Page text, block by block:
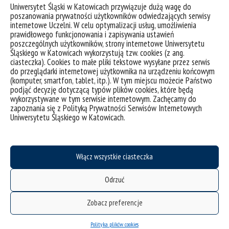
Uniwersytet Śląski w Katowicach przywiązuje dużą wagę do
poszanowania prywatności użytkowników odwiedzających serwisy
internetowe Uczelni. W celu optymalizacji usług, umożliwienia
prawidłowego funkcjonowania i zapisywania ustawień
poszczególnych użytkowników, strony internetowe Uniwersytetu
Śląskiego w Katowicach wykorzystują tzw. cookies (z ang.
ciasteczka). Cookies to małe pliki tekstowe wysyłane przez serwis
do przeglądarki internetowej użytkownika na urządzeniu końcowym
(komputer, smartfon, tablet, itp.). W tym miejscu możecie Państwo
podjąć decyzję dotyczącą typów plików cookies, które będą
wykorzystywane w tym serwisie internetowym. Zachęcamy do
zapoznania się z Polityką Prywatności Serwisów Internetowych
Uniwersytetu Śląskiego w Katowicach.
Włącz wszystkie ciasteczka
Odrzuć
Zobacz preferencje
Polityka plików cookies
deklaracja dostępności
mapa strony
Ogłoszenia